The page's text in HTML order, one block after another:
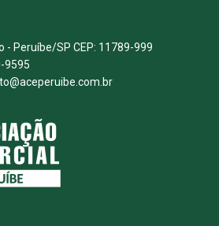
- Peruíbe/SP CEP: 11789-999
9595